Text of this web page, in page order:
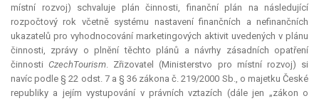
místní rozvoj) schvaluje plán činnosti, finanční plán na následující
rozpočtový rok včetně systému nastavení finančních a nefinančních
ukazatelů pro vyhodnocování marketingových aktivit uvedených v plánu
činnosti, zprávy o plnění těchto plánů a návrhy zásadních opatření
činnostiCzechTourism. Zřizovatel (Ministerstvo pro místní rozvoj) si
navíc podle § 22 odst. 7 a § 36 zákona č. 219/2000 Sb., o majetku České
republiky a jejím vystupování v právních vztazích (dále jen „zákon o